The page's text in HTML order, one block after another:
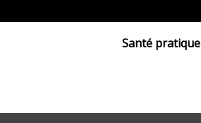
Santé pratique